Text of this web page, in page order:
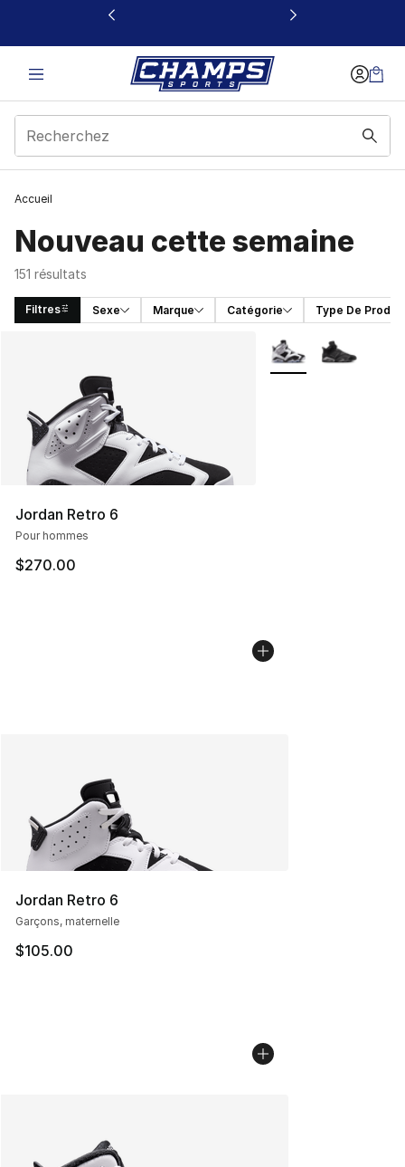
Ce lien s’ouvrira dans une nouvelle fenêtre
Accueil
Nouveau cette semaine
151 résultats
Filtres Sexe Marque Catégorie Type De Produit
Jordan Retro 6
Pour hommes
$270.00
Plus de couleurs
Jordan Retro 6
Garçons, maternelle
$105.00